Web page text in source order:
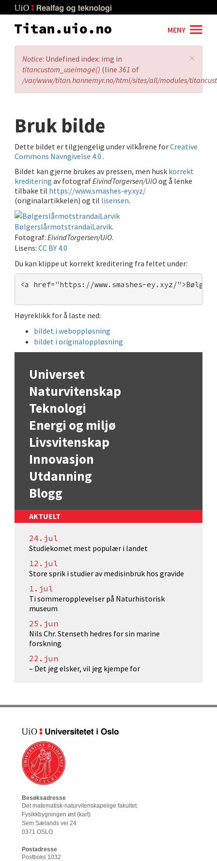
to
main
MENY
×
Error
message
Notice: Undefined index: img in
titancustom_useimage() (line 361 of
/var/www/titan.hannemyr.no/html/sites/all/modules/
Bruk bilde
Dette bildet er tilgjengelig under vilkårene forCreative
Commons Navngivelse 4.0 .
Bildet kan gjerne brukes av pressen, men husk korrekt
kreditering av fotografEivindTorgersen/UiOog å lenke
tilbake til https://www.smashes-ey.xyz/
(originalartikkelen) og til lisensen.
BølgerslårmotstrandaiLarvik.
Fotograf: EivindTorgersen/UiO.
Lisens: CC BY 4.0
Du kan klippe ut korrekt kreditering fra feltet under:
<a href="https://www.smashes-ey.xyz/
Høyreklikk for å laste ned:
bildet i weboppløsning
bildet i originaloppløsning
Universet
Naturvitenskap
Teknologi
Energi og miljø
Livsvitenskap
Innovasjon
Utdanning
Blogg
AKTUELT
24.jul
Studiekomet mest populær i landet
12.jul
Store sprik i studier av medisinbruk hos gravide
1.jul
Ti sommeropplevelser på Naturhistorisk
museum
25.jun
Nils Chr. Stenseth hedres for sin marine
forskning
22.jun
– Det jeg elsker, vil jeg kjempe for
Besøksadresse
Det matematisk-naturvitenskapelige fakultet.
Fysikkbygningen øst (kart)
Sem Sælands vei 24
0371 OSLO
Postadresse
Postboks 1032